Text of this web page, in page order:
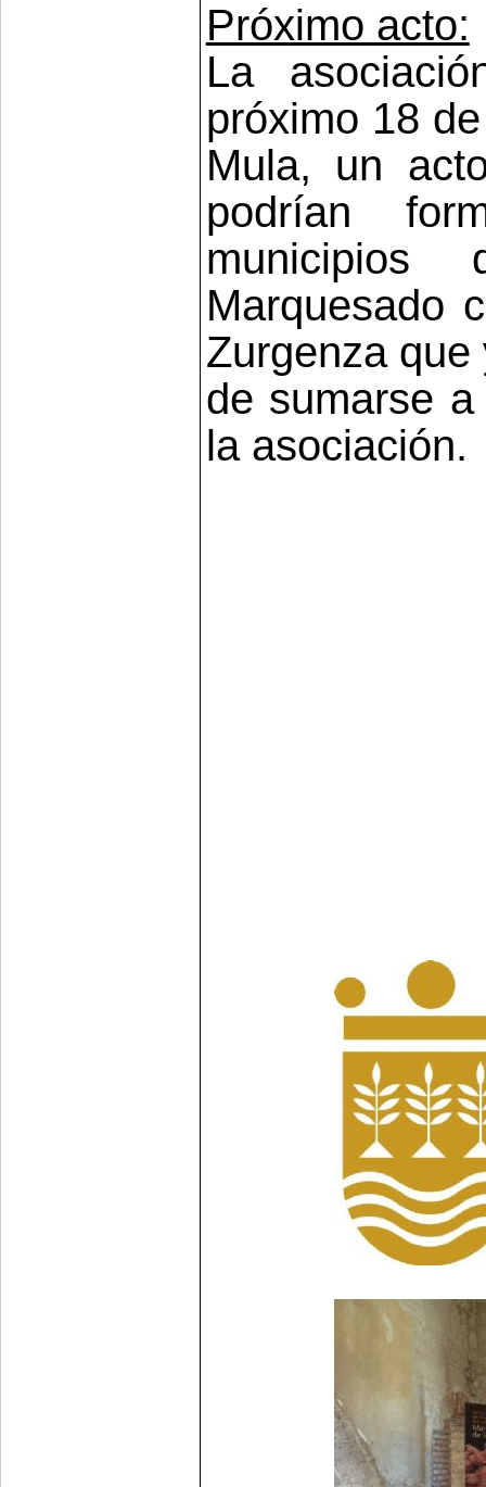
Próximo acto:
La
próximo 18
Mula, un
podrían
Marquesado
Zurgenza
de sumarse
la asociación.